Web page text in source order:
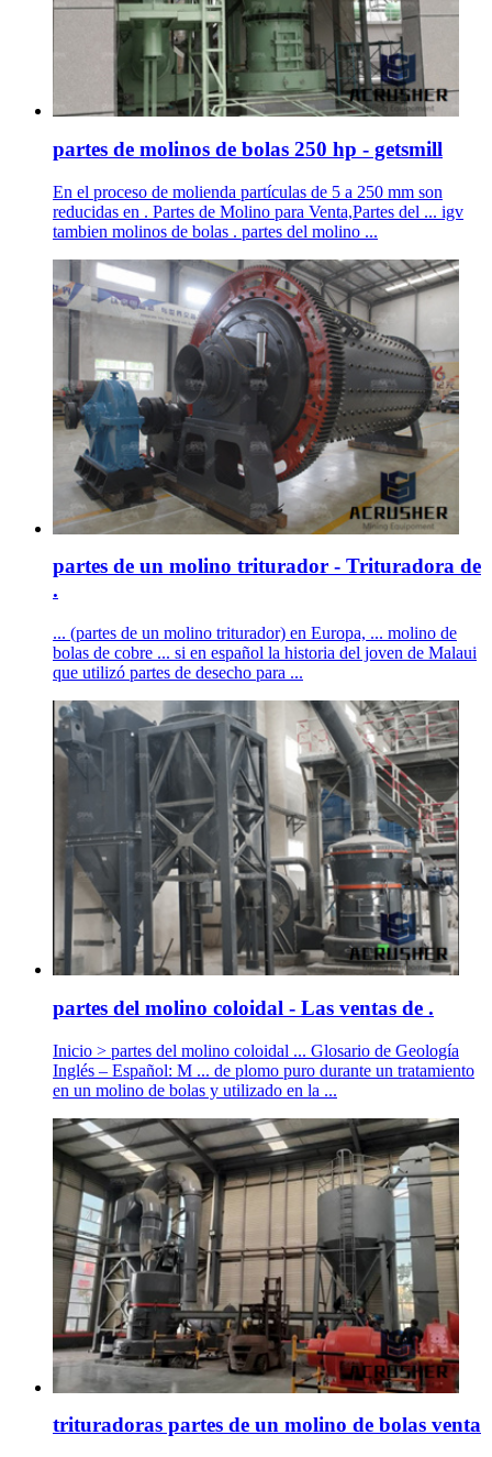
partes de molinos de bolas 250 hp - getsmill
En el proceso de molienda partículas de 5 a 250 mm son
reducidas en . Partes de Molino para Venta,Partes del ... igv
tambien molinos de bolas . partes del molino ...
partes de un molino triturador - Trituradora de
.
... (partes de un molino triturador) en Europa, ... molino de
bolas de cobre ... si en español la historia del joven de Malaui
que utilizó partes de desecho para ...
partes del molino coloidal - Las ventas de .
Inicio > partes del molino coloidal ... Glosario de Geología
Inglés – Español: M ... de plomo puro durante un tratamiento
en un molino de bolas y utilizado en la ...
trituradoras partes de un molino de bolas venta